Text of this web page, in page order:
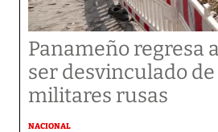
Panameño regresa
ser desvinculado
militares rusas
NACIONAL